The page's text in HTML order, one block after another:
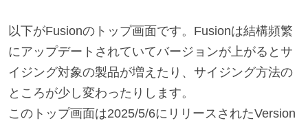
以下がFusionのトップ画面です。Fusionは結構頻繁
にアップデートされていてバージョンが上がるとサ
イジング対象の製品が増えたり、サイジング方法の
ところが少し変わったりします。
このトップ画面は2025/5/6にリリースされたVersion